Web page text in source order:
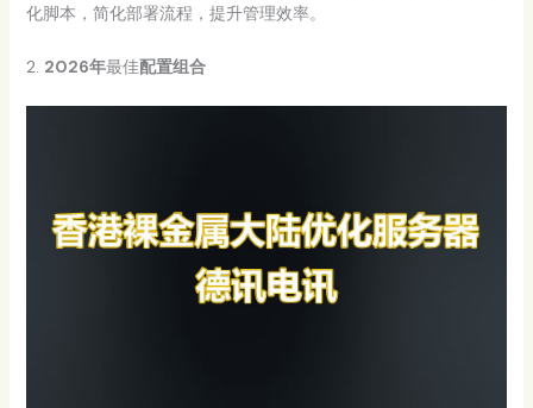
化脚本，简化部署流程，提升管理效率。
2. 2026年最佳配置组合